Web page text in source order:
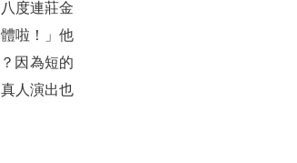
度連莊金
啦！」他
因為短的
人演出也